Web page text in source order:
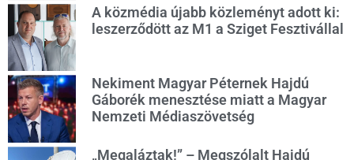
A közmédia újabb közleményt adott ki:
leszerződött az M1 a Sziget Fesztivállal
Nekiment Magyar Péternek Hajdú
Gáborék menesztése miatt a Magyar
Nemzeti Médiaszövetség
„Megaláztak!” – Megszólalt Hajdú